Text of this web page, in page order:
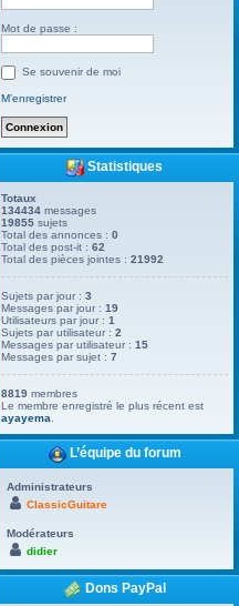
Mot de passe :
Se souvenir de moi
M’enregistrer
Statistiques
Totaux
134434 messages
19855 sujets
Total des annonces :0
Total des post-it :62
Total des pièces jointes :21992
Sujets par jour :3
Messages par jour :19
Utilisateurs par jour :1
Sujets par utilisateur :2
Messages par utilisateur :15
Messages par sujet :7
8819 membres
Le membre enregistré le plus récent est
ayayema
L’équipe du forum
Administrateurs
ClassicGuitare
Modérateurs
didier
Dons PayPal